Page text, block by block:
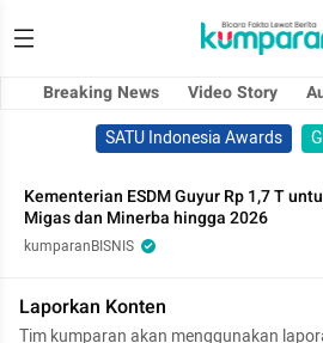
Breaking News Video Story
SATU Indonesia Awards
Kementerian ESDM Guyur Rp 1,7 T
Migas dan Minerba hingga 2026
kumparanBISNIS
Laporkan Konten
Tim kumparan akan menggunakan